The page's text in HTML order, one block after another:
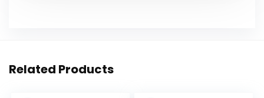
Related Products